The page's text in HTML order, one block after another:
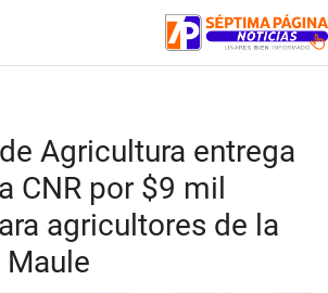
Agricultura entrega
CNR por $9 mil
agricultores de la
Maule